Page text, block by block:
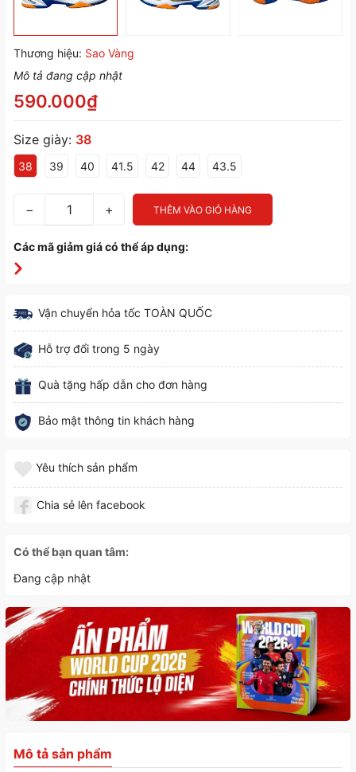
Thương hiệu: Sao Vàng
Mô tả đang cập nhật
590.000₫
Size giày: 38
38 39 40 41.5 42 44 43.5
− + THÊM VÀO GIỎ HÀNG
Các mã giảm giá có thể áp dụng:
Vận chuyển hỏa tốc TOÀN QUỐC
Hỗ trợ đổi trong 5 ngày
Quà tặng hấp dẫn cho đơn hàng
Bảo mật thông tin khách hàng
Yêu thích sản phẩm
Chia sẻ lên facebook
Có thể bạn quan tâm:
Đang cập nhật
Mô tả sản phẩm